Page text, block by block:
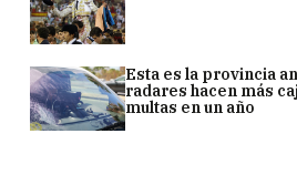
Esta es la provincia
radares hacen más
multas en un año